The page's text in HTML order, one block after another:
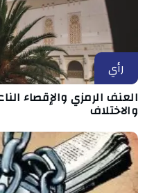
رأي
العنف الرمزي والإقصاء
والاختلاف